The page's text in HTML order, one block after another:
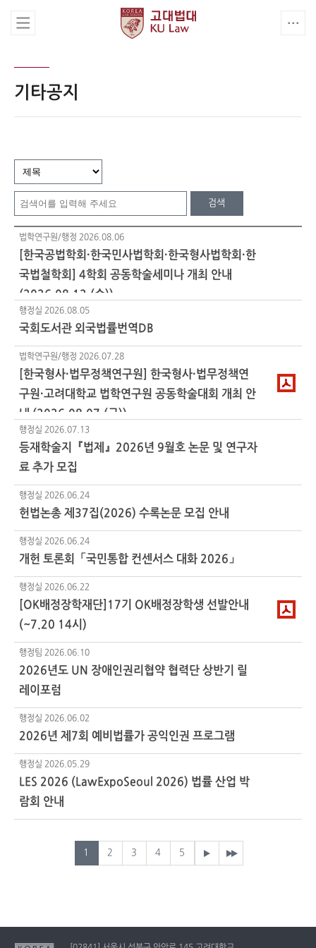
기타공지
검색
법학연구원/행정 2026.08.06
[한국공법학회·한국민사법학회·한국형사법학회·한
국법철학회] 4학회 공동학술세미나 개최 안내
(2026.08.12.(수))
행정실 2026.08.05
국회도서관 외국법률번역DB
법학연구원/행정 2026.07.28
[한국형사·법무정책연구원] 한국형사·법무정책연
구원·고려대학교 법학연구원 공동학술대회 개최 안
내 (2026.08.07.(금))
행정실 2026.07.13
등재학술지『법제』2026년 9월호 논문 및 연구자
료 추가 모집
행정실 2026.06.24
헌법논총 제37집(2026) 수록논문 모집 안내
행정실 2026.06.24
개헌 토론회「국민통합 컨센서스 대화 2026」
행정실 2026.06.22
[OK배정장학재단]17기 OK배정장학생 선발안내
(~7.20 14시)
행정팀 2026.06.10
2026년도 UN 장애인권리협약 협력단 상반기 릴
레이포럼
행정실 2026.06.02
2026년 제7회 예비법률가 공익인권 프로그램
행정실 2026.05.29
LES 2026 (LawExpoSeoul 2026) 법률 산업 박
람회 안내
1 2 3 4 5